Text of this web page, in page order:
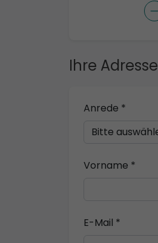
Ihre Adresse
Anrede *
Vorname *
E-Mail *